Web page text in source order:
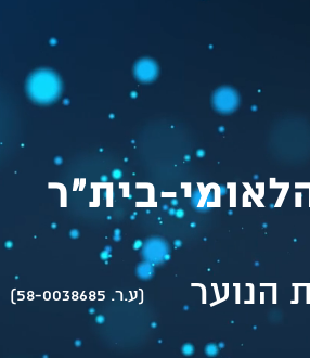
בית"ר
הנוער (ע.ר. 58-0038685)